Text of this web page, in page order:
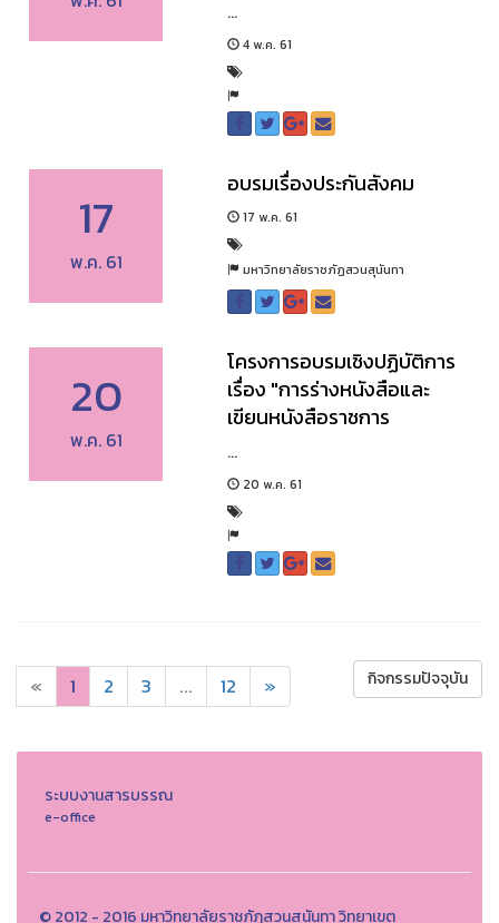
...
4 พ.ค. 61
17
พ.ค. 61
อบรมเรื่องประกันสังคม
17 พ.ค. 61
มหาวิทยาลัยราชภัฏสวนสุนันทา
20
พ.ค. 61
โครงการอบรมเชิงปฏิบัติการ
เรื่อง "การร่างหนังสือและ
เขียนหนังสือราชการ
...
20 พ.ค. 61
« 1 2 3 ... 12 » กิจกรรมปัจจุบัน
ระบบงานสารบรรณ
e-office
© 2012 - 2016 มหาวิทยาลัยราชภัฏสวนสุนันทา วิทยาเขต